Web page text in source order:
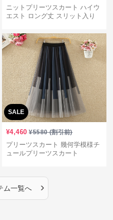
ニットプリーツスカート ハイウ
エスト ロング丈 スリット入り
SALE
¥4,460 ¥5580(割引前)
プリーツスカート 幾何学模様チ
ュールプリーツスカート
ム一覧へ ›